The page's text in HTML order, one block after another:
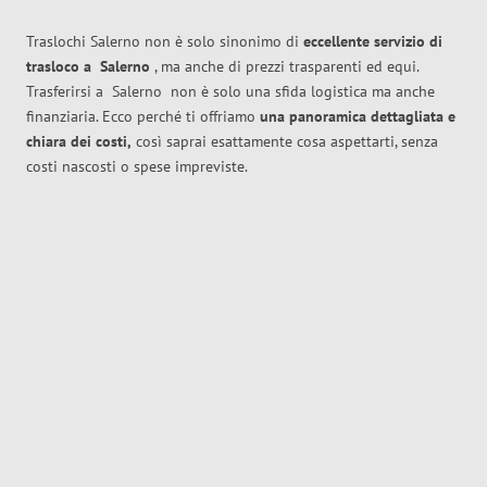
Traslochi Salerno non è solo sinonimo di eccellente servizio di
trasloco a Salerno , ma anche di prezzi trasparenti ed equi.
Trasferirsi a Salerno non è solo una sfida logistica ma anche
finanziaria. Ecco perché ti offriamo una panoramica dettagliata e
chiara dei costi, così saprai esattamente cosa aspettarti, senza
costi nascosti o spese impreviste.